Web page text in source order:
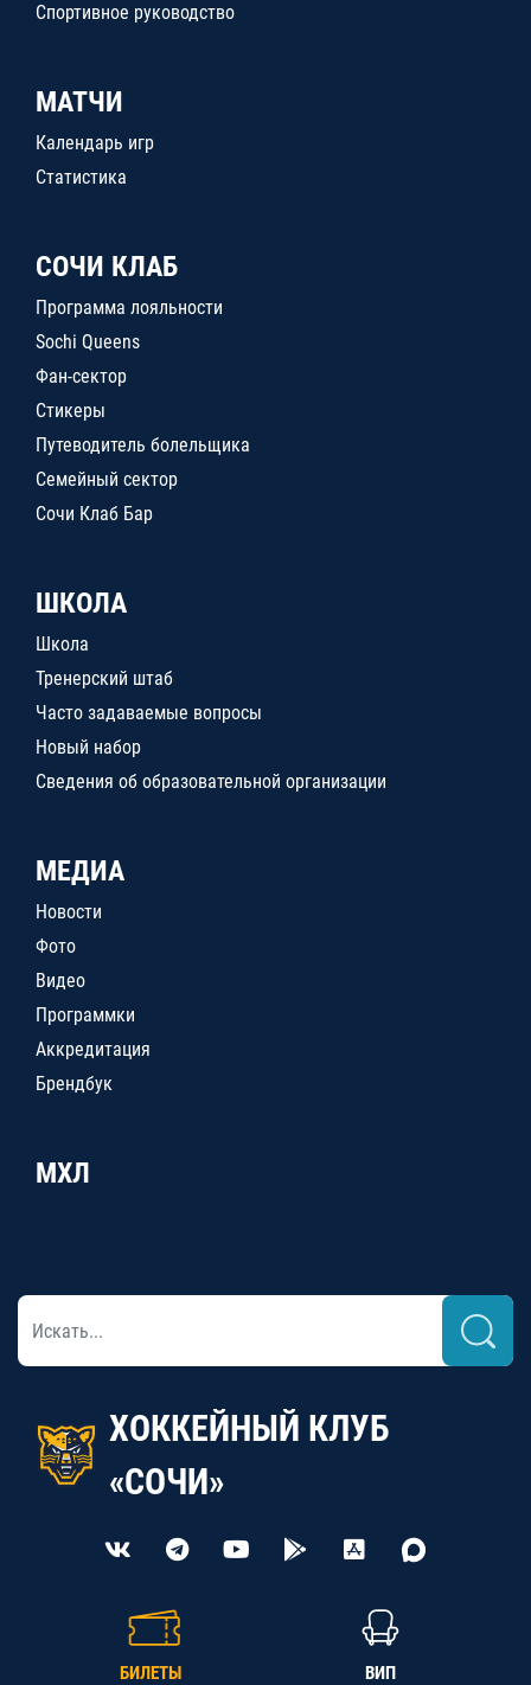
Спортивное руководство
МАТЧИ
Календарь игр
Статистика
СОЧИ КЛАБ
Программа лояльности
Sochi Queens
Фан-сектор
Стикеры
Путеводитель болельщика
Семейный сектор
Сочи Клаб Бар
ШКОЛА
Школа
Тренерский штаб
Часто задаваемые вопросы
Новый набор
Сведения об образовательной организации
МЕДИА
Новости
Фото
Видео
Программки
Аккредитация
Брендбук
МХЛ
ХОККЕЙНЫЙ КЛУБ
«СОЧИ»
БИЛЕТЫ ВИП